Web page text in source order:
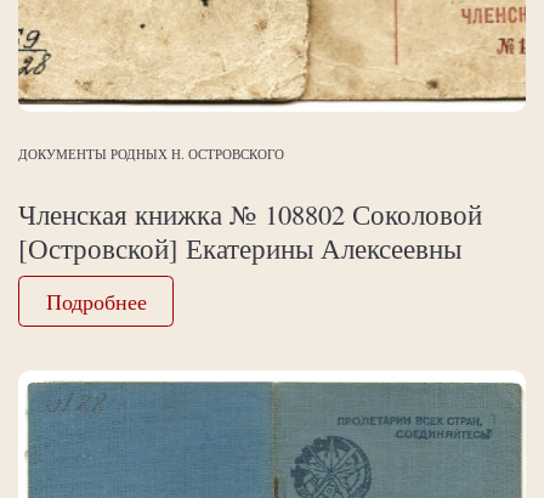
ДОКУМЕНТЫ РОДНЫХ Н. ОСТРОВСКОГО
Членская книжка № 108802 Соколовой
[Островской] Екатерины Алексеевны
Подробнее